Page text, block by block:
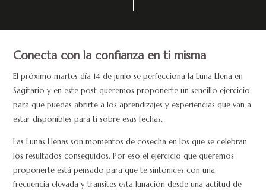
Conecta con la confianza en ti misma
El próximo martes día 14 de junio se perfecciona la Luna Llena en
Sagitario y en este post queremos proponerte un sencillo ejercicio
para que puedas abrirte a los aprendizajes y experiencias que van a
estar disponibles para ti sobre esas fechas.
Las Lunas Llenas son momentos de cosecha en los que se celebran
los resultados conseguidos. Por eso el ejercicio que queremos
proponerte está pensado para que te sintonices con una
frecuencia elevada y transites esta lunación desde una actitud de